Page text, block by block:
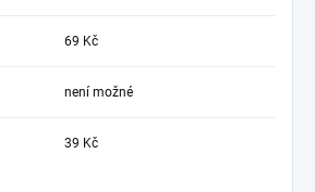
69 Kč
není možné
39 Kč